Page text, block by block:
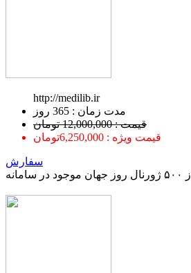
http://medilib.ir
ﻣﺪﺕ ﺯﻣﺎﻥ : 365 ﺭﻭﺯ
قیمت : 12,000,000 تومان
قیمت ویژه : 6,250,000تومان
سفارش